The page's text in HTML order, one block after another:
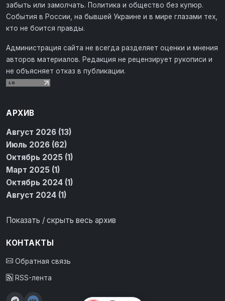
забыть или замолчать. Политика и общество без купюр.
События в России, на бывшей Украине и в мире глазами тех,
кто не боится правды.
Администрация сайта не всегда разделяет оценки и мнения
авторов материалов. Редакция не рецензирует рукописи и
не объясняет отказ в публикации.
АРХИВ
Август 2026 (13)
Июль 2026 (62)
Октябрь 2025 (1)
Март 2025 (1)
Октябрь 2024 (1)
Август 2024 (1)
Показать / скрыть весь архив
КОНТАКТЫ
Обратная связь
RSS-лента